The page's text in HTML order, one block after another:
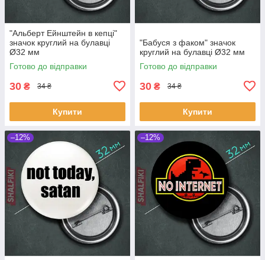
"Альберт Ейнштейн в кепці"
значок круглий на булавці
Ø32 мм
Готово до відправки
30 ₴ 34 ₴
Купити
"Бабуся з факом" значок
круглий на булавці Ø32 мм
Готово до відправки
30 ₴ 34 ₴
Купити
–12% –12%